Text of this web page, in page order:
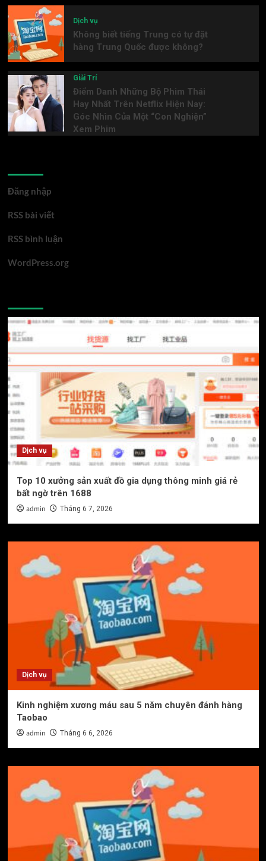
Dịch vụ
Không biết tiếng Trung có tự đặt
hàng Trung Quốc được không?
Giải Trí
Điểm Danh Những Bộ Phim Thái
Hay Nhất Trên Netflix Hiện Nay:
Góc Nhìn Của Một “Con Nghiện”
Xem Phim
Đăng nhập
RSS bài viết
RSS bình luận
WordPress.org
Dịch vụ
Top 10 xưởng sản xuất đồ gia dụng thông minh giá rẻ
bất ngờ trên 1688
admin Tháng 6 7, 2026
Dịch vụ
Kinh nghiệm xương máu sau 5 năm chuyên đánh hàng
Taobao
admin Tháng 6 6, 2026